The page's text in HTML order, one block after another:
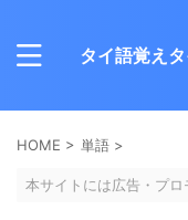
タイ語覚え
HOME > 単語 >
本サイトには広告・プロ